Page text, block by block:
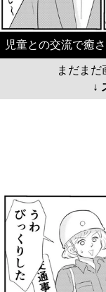
児童との交流で癒
まだまだ
↓